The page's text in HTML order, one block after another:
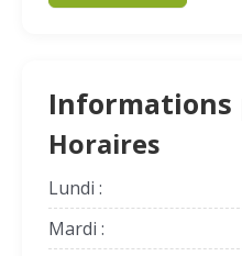
Informations
Horaires
Lundi :
Mardi :